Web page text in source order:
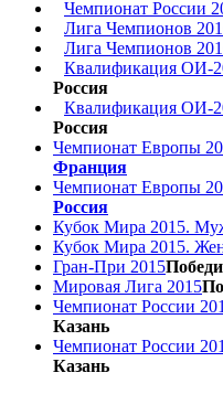
Чемпионат России
Лига Чемпионов
Лига Чемпионов
Квалификация ОИ-
Россия
Квалификация ОИ-
Россия
Чемпионат Европы
Франция
Чемпионат Европы
Россия
Кубок Мира 2015.
Кубок Мира 2015.
Гран-При 2015
Мировая Лига 2015
Чемпионат России
Казань
Чемпионат России
Казань